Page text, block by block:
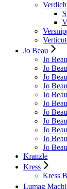
Jo Beau
Jo
Jo
Jo
Jo
Jo
Jo
Jo
Jo
Jo
Jo
Jo
Kranzle
Kress
Kress
Lumag